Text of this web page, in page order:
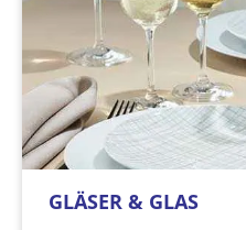
GLÄSER & GLAS